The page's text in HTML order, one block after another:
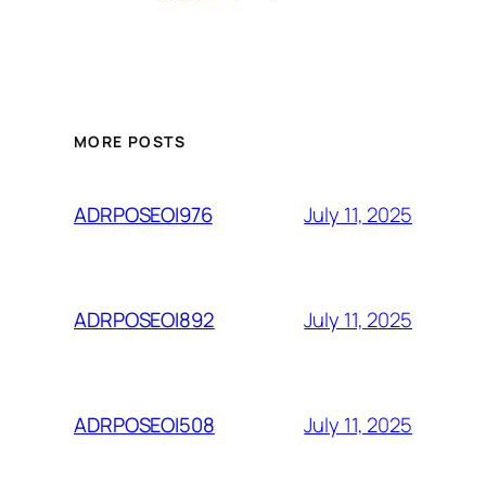
MORE POSTS
ADRPOSEOI976 July 11, 2025
ADRPOSEOI892 July 11, 2025
ADRPOSEOI508 July 11, 2025